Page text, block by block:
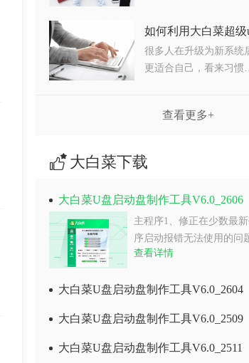
很多人在升级为新系统
更适合自己，看来习
查看更多+
大白菜下载
大白菜U盘启动盘制作工具V6.0_2606
主程序1、修正在少数最
序启动报错无法使用的问
查看详情
大白菜U盘启动盘制作工具V6.0_2604
大白菜U盘启动盘制作工具V6.0_2509
大白菜U盘启动盘制作工具V6.0_2511